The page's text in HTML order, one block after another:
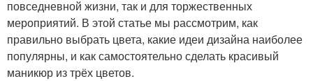
повседневной жизни, так и для торжественных
мероприятий. В этой статье мы рассмотрим, как
правильно выбрать цвета, какие идеи дизайна наиболее
популярны, и как самостоятельно сделать красивый
маникюр из трёх цветов.